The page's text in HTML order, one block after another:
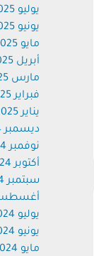
يوليو 2025
يونيو 2025
مايو 2025
أبريل 2025
مارس 2025
فبراير 2025
يناير 2025
ديسمبر 2024
نوفمبر 2024
أكتوبر 2024
سبتمبر 2024
أغسطس 2024
يوليو 2024
يونيو 2024
مايو 2024